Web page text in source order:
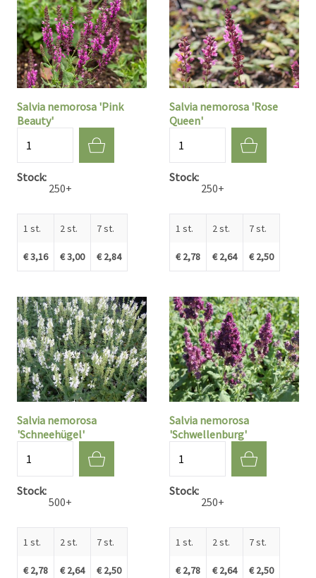
Salvia nemorosa 'Pink
Beauty'
Stock
250+
1 st.
€ 3,16
2 st.
€ 3,00
7 st.
€ 2,84
Salvia nemorosa 'Rose
Queen'
Stock
250+
1 st.
€ 2,78
2 st.
€ 2,64
7 st.
€ 2,50
Salvia nemorosa
'Schneehügel'
Stock
500+
1 st.
€ 2,78
2 st.
€ 2,64
7 st.
€ 2,50
Salvia nemorosa
'Schwellenburg'
Stock
250+
1 st.
€ 2,78
2 st.
€ 2,64
7 st.
€ 2,50